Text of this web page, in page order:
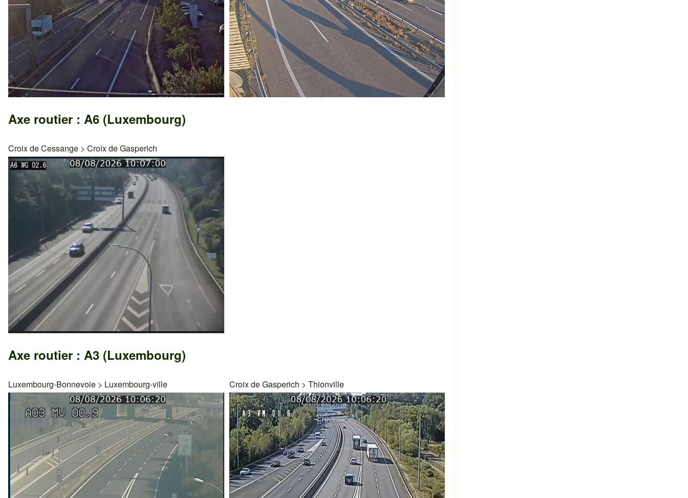
Axe routier : A6 (Luxembourg)
Croix de Cessange > Croix de Gasperich
Axe routier : A3 (Luxembourg)
Luxembourg-Bonnevoie > Luxembourg-ville Croix de Gasperich > Thionville